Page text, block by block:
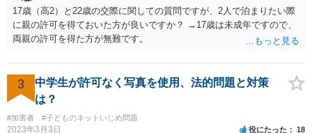
17歳（高2）と22歳の交際に関しての質問ですが、2人で泊まりたい際
に親の許可を得ておいた方が良いですか？ →17歳は未成年ですので、
両親の許可を得た方が無難です。
3
中学生が許可なく写真を使用、法的問題と対策
は？
#加害者 #子どものネットいじめ問題
2023年3月3日 役にたった 18